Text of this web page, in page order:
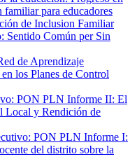
para educadores
de Inclusion Familiar
Sentido Común per Sin
de Aprendizaje
los Planes de Control
PON PLN Informe II: El
Local y Rendición de
PON PLN Informe I:
del distrito sobre la